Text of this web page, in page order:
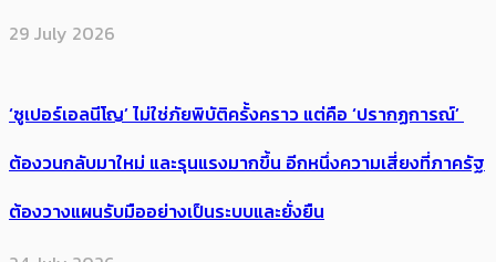
29 July 2026
‘ซูเปอร์เอลนีโญ’ ไม่ใช่ภัยพิบัติครั้งคราว แต่คือ ‘ปรากฏการณ์’ ​
ต้อง​วนกลับมาใหม่ และรุนแรงมากขึ้น อีกหนึ่งความเสี่ยงที่ภาครัฐ
ต้องวางแผนรับมืออย่างเป็นระบบและยั่งยืน